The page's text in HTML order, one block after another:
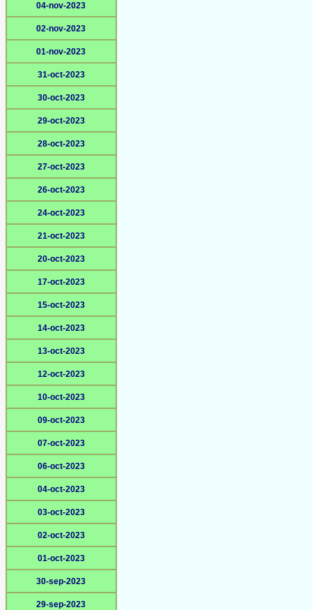
04-nov-2023
02-nov-2023
01-nov-2023
31-oct-2023
30-oct-2023
29-oct-2023
28-oct-2023
27-oct-2023
26-oct-2023
24-oct-2023
21-oct-2023
20-oct-2023
17-oct-2023
15-oct-2023
14-oct-2023
13-oct-2023
12-oct-2023
10-oct-2023
09-oct-2023
07-oct-2023
06-oct-2023
04-oct-2023
03-oct-2023
02-oct-2023
01-oct-2023
30-sep-2023
29-sep-2023